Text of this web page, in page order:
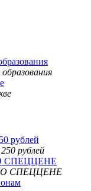
рублей
СПЕЦЦЕНЕ